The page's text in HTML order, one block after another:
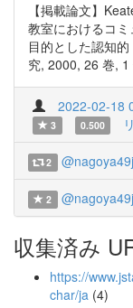
【掲載論文】
教室におけるコ
目的とした認知
究, 2000, 26 巻,
2022-02-18
3
0.500
2
2
収集済み
https://
char/ja (4)